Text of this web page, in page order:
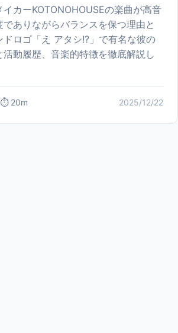
イカーKOTONOHOUSEの楽曲が高音
でありながらバランスを保つ理由と
ドロゴ「え アタシ!?」で有名な彼の
活動履歴、音楽的特徴を徹底解説し
⏱️ 20m 2025/12/22